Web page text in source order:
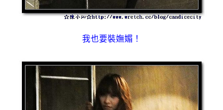
我也要裝嫵媚！